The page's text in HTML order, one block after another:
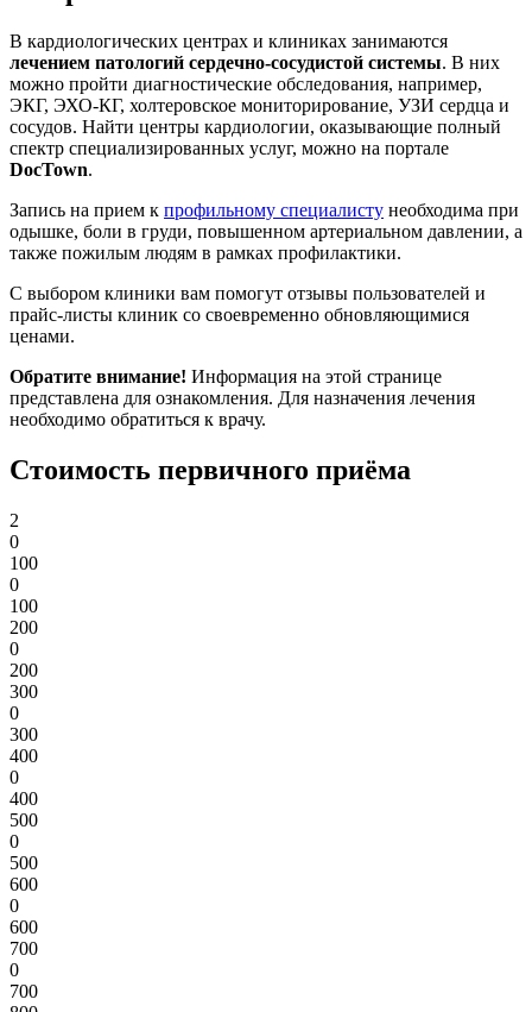
В кардиологических центрах и клиниках занимаются
лечением патологий сердечно-сосудистой системы. В них
можно пройти диагностические обследования, например,
ЭКГ, ЭХО-КГ, холтеровское мониторирование, УЗИ сердца и
сосудов. Найти центры кардиологии, оказывающие полный
спектр специализированных услуг, можно на портале
DocTown.
Запись на прием к профильному специалисту необходима при
одышке, боли в груди, повышенном артериальном давлении, а
также пожилым людям в рамках профилактики.
С выбором клиники вам помогут отзывы пользователей и
прайс-листы клиник со своевременно обновляющимися
ценами.
Обратите внимание! Информация на этой странице
представлена для ознакомления. Для назначения лечения
необходимо обратиться к врачу.
Стоимость первичного приёма
2
0
100
0
100
200
0
200
300
0
300
400
0
400
500
0
500
600
0
600
700
0
700